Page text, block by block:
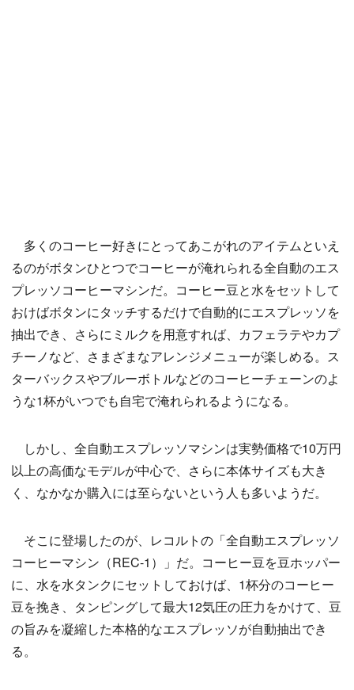
多くのコーヒー好きにとってあこがれのアイテムといえ
るのがボタンひとつでコーヒーが淹れられる全自動のエス
プレッソコーヒーマシンだ。コーヒー豆と水をセットして
おけばボタンにタッチするだけで自動的にエスプレッソを
抽出でき、さらにミルクを用意すれば、カフェラテやカプ
チーノなど、さまざまなアレンジメニューが楽しめる。ス
ターバックスやブルーボトルなどのコーヒーチェーンのよ
うな1杯がいつでも自宅で淹れられるようになる。
しかし、全自動エスプレッソマシンは実勢価格で10万円
以上の高価なモデルが中心で、さらに本体サイズも大き
く、なかなか購入には至らないという人も多いようだ。
そこに登場したのが、レコルトの「全自動エスプレッソ
コーヒーマシン（REC-1）」だ。コーヒー豆を豆ホッパー
に、水を水タンクにセットしておけば、1杯分のコーヒー
豆を挽き、タンピングして最大12気圧の圧力をかけて、豆
の旨みを凝縮した本格的なエスプレッソが自動抽出でき
る。